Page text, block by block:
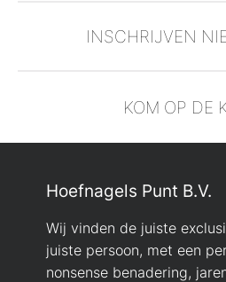
INSCHRIJVEN
KOM OP DE
Hoefnagels Punt B.V.
Wij vinden de juiste
juiste persoon, met een
nonsense benadering,